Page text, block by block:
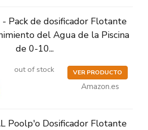
Pack de dosificador Flotante
del Agua de la Piscina
de 0-10...
out of stock VER PRODUCTO
Amazon.es
Poolp'o Dosificador Flotante